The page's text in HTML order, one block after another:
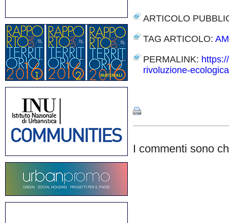
ARTICOLO
TAG ARTICOLO:
PERMALINK:
rivoluzione-
I commenti sono